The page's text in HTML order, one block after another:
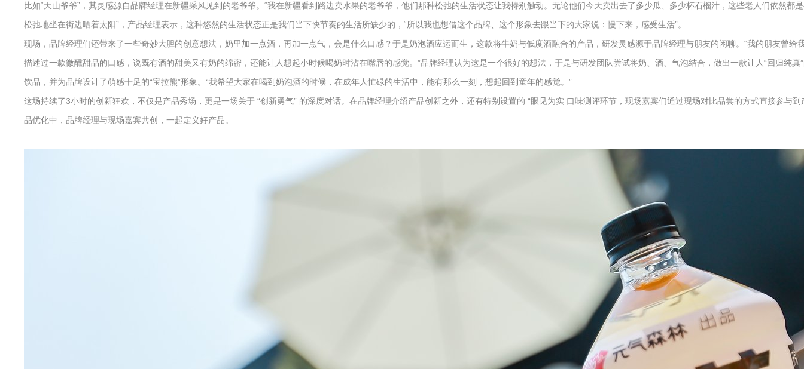
比如“天山爷爷”，其灵感源自品牌经理在新疆采风见到的老爷爷。“我在新疆看到路边卖水果的老爷爷，他们那种松弛的生活状态让我特别触动。无论他们今天卖出去了多少瓜、多少杯石榴汁，这些老人们依然都
松弛地坐在街边晒着太阳”，产品经理表示，这种悠然的生活状态正是我们当下快节奏的生活所缺少的，“所以我也想借这个品牌、这个形象去跟当下的大家说：慢下来，感受生活”。
现场，品牌经理们还带来了一些奇妙大胆的创意想法，奶里加一点酒，再加一点气，会是什么口感？于是奶泡酒应运而生，这款将牛奶与低度酒融合的产品，研发灵感源于品牌经理与朋友的闲聊。“我的朋友曾给
描述过一款微醺甜品的口感，说既有酒的甜美又有奶的绵密，还能让人想起小时候喝奶时沾在嘴唇的感觉。”品牌经理认为这是一个很好的想法，于是与研发团队尝试将奶、酒、气泡结合，做出一款让人“回归纯真
饮品，并为品牌设计了萌感十足的“宝拉熊”形象。“我希望大家在喝到奶泡酒的时候，在成年人忙碌的生活中，能有那么一刻，想起回到童年的感觉。”
这场持续了3小时的创新狂欢，不仅是产品秀场，更是一场关于 “创新勇气” 的深度对话。在品牌经理介绍产品创新之外，还有特别设置的 “眼见为实 口味测评环节，现场嘉宾们通过现场对比品尝的方式直接参与到
品优化中，品牌经理与现场嘉宾共创，一起定义好产品。